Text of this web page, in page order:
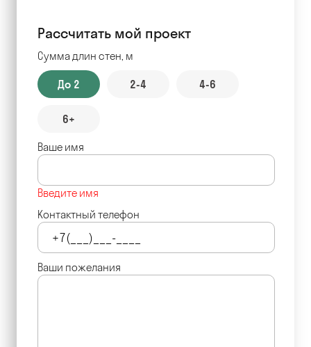
Рассчитать мой проект
Сумма длин стен, м
До 2 2-4 4-6
6+
Ваше имя
Введите имя
Контактный телефон
Ваши пожелания